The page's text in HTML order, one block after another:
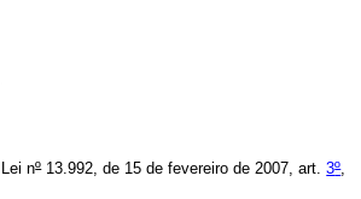
Lei nº13.992, de 15 de fevereiro de 2007, art.3º,